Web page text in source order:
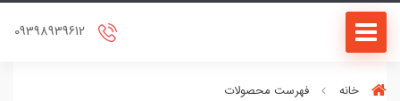
خانه
فهرست محصولات